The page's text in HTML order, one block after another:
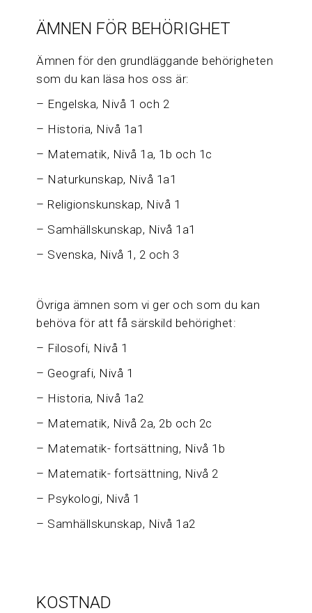
ÄMNEN FÖR BEHÖRIGHET
Ämnen för den grundläggande behörigheten
som du kan läsa hos oss är:
– Engelska, Nivå 1 och 2
– Historia, Nivå 1a1
– Matematik, Nivå 1a, 1b och 1c
– Naturkunskap, Nivå 1a1
– Religionskunskap, Nivå 1
– Samhällskunskap, Nivå 1a1
– Svenska, Nivå 1, 2 och 3
Övriga ämnen som vi ger och som du kan
behöva för att få särskild behörighet:
– Filosofi, Nivå 1
– Geografi, Nivå 1
– Historia, Nivå 1a2
– Matematik, Nivå 2a, 2b och 2c
– Matematik- fortsättning, Nivå 1b
– Matematik- fortsättning, Nivå 2
– Psykologi, Nivå 1
– Samhällskunskap, Nivå 1a2
KOSTNAD